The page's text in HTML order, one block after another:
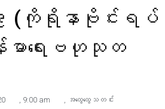
ကိုရိုနာဗိုင်းရပ်
းမာရေးဗဟုသုတ
9:00 am အထွေထွေသတင်း